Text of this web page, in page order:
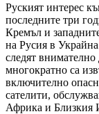
Руският интерес
последните три
Кремъл и
на Русия в
следят
многократно са
включително
сателити,
Африка и Близкия